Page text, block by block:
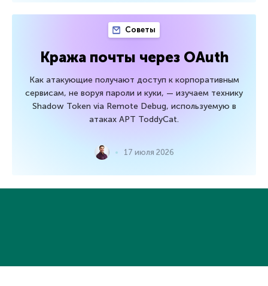
Советы
Кража почты через OAuth
Как атакующие получают доступ к корпоративным
сервисам, не воруя пароли и куки, — изучаем технику
Shadow Token via Remote Debug, используемую в
атаках APT ToddyCat.
17 июля 2026